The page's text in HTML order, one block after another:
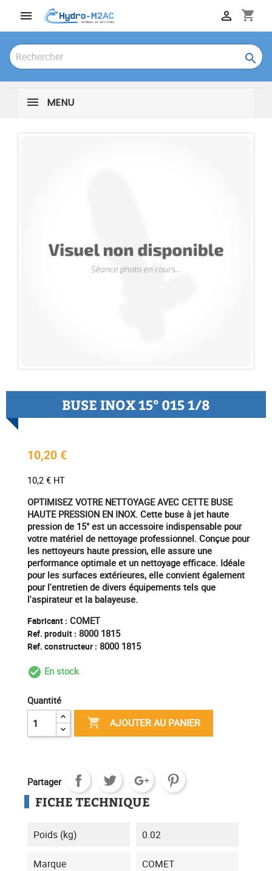
 shopping_cart


MENU
BUSE INOX 15° 015 1/8
10,20 €
10,2 € HT
OPTIMISEZ VOTRE NETTOYAGE AVEC CETTE BUSE
HAUTE PRESSION EN INOX. Cette buse à jet haute
pression de 15° est un accessoire indispensable pour
votre matériel de nettoyage professionnel. Conçue pour
les nettoyeurs haute pression, elle assure une
performance optimale et un nettoyage efficace. Idéale
pour les surfaces extérieures, elle convient également
pour l'entretien de divers équipements tels que
l'aspirateur et la balayeuse.
Fabricant : COMET
Ref. produit : 8000 1815
Ref. constructeur : 8000 1815
check_circle_outline
En stock
Quantité
 AJOUTER AU PANIER
Partager
FICHE TECHNIQUE
Poids (kg) 0.02
Marque COMET